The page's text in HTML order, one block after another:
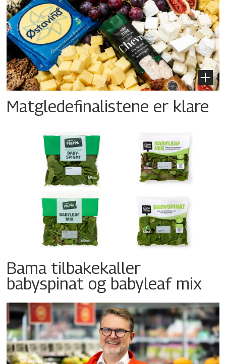
Matgledefinalistene er klare
Bama tilbakekaller
babyspinat og babyleaf mix